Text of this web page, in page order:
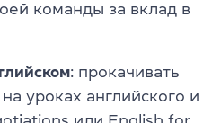
команды за вклад в
: прокачивать
уроках английского и